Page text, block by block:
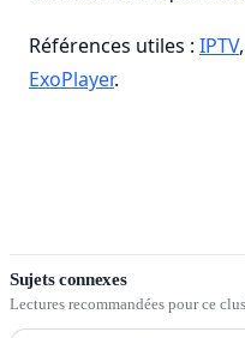
Références utiles : IPTV,
ExoPlayer.
Sujets connexes
Lectures recommandées pour ce